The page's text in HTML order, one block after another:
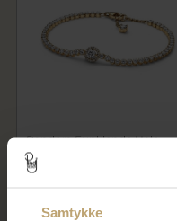
Samtykke
Pandora Funklende Halo
Tennisarmbånd forgyldt
metalblanding (16-20 cm)
999,00 kr